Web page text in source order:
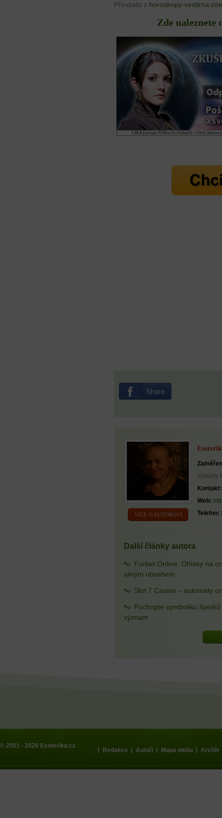
Převzato z horoskopy-
Zde naleznete
Share
VÍCE O AUTOROVI
Výklady
Kontakt:
Web:
Telefon:
Další články autora
Forbet Online: Ohlasy na
silným obsahem
Slot 7 Casino – automaty
Pochopte symboliku
význam
© 2001 - 2026 Esoterika.cz
| Redakce | Autoři | Mapa webu | Archív